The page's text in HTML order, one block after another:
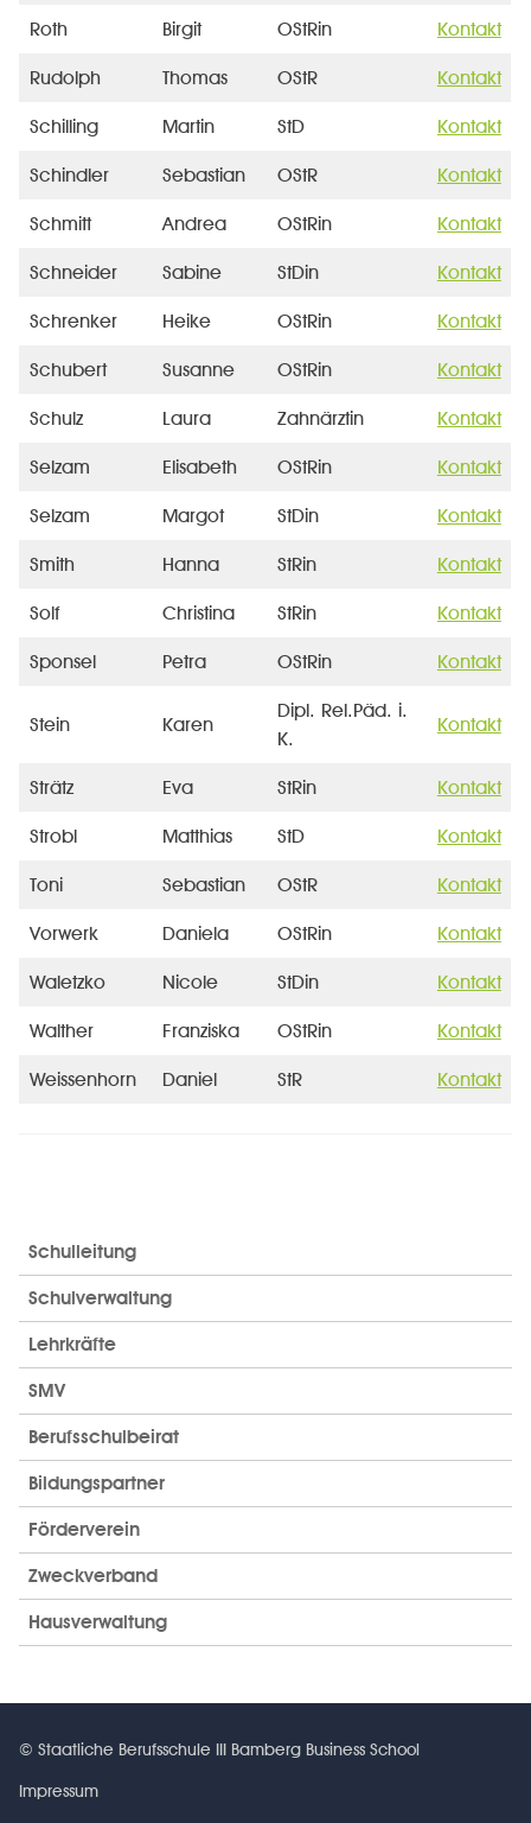
Roth Birgit OStRin Kontakt
Rudolph Thomas OStR Kontakt
Schilling Martin StD Kontakt
Schindler Sebastian OStR Kontakt
Schmitt Andrea OStRin Kontakt
Schneider Sabine StDin Kontakt
Schrenker Heike OStRin Kontakt
Schubert Susanne OStRin Kontakt
Schulz Laura Zahnärztin Kontakt
Selzam Elisabeth OStRin Kontakt
Selzam Margot StDin Kontakt
Smith Hanna StRin Kontakt
Solf Christina StRin Kontakt
Sponsel Petra OStRin Kontakt
Stein Karen
Dipl. Rel.Päd. i.
K.
Kontakt
Strätz Eva StRin Kontakt
Strobl Matthias StD Kontakt
Toni Sebastian OStR Kontakt
Vorwerk Daniela OStRin Kontakt
Waletzko Nicole StDin Kontakt
Walther Franziska OStRin Kontakt
Weissenhorn Daniel StR Kontakt
Schulleitung
Schulverwaltung
Lehrkräfte
SMV
Berufsschulbeirat
Bildungspartner
Förderverein
Zweckverband
Hausverwaltung
© Staatliche Berufsschule III Bamberg Business School
Impressum